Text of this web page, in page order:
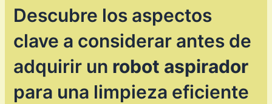
Descubre los aspectos
clave a considerar antes de
adquirir un robot aspirador
para una limpieza eficiente